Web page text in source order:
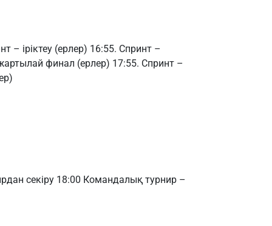
– іріктеу (ерлер) 16:55. Спринт –
финал (ерлер) 17:55. Спринт –
секіру 18:00 Командалық турнир –